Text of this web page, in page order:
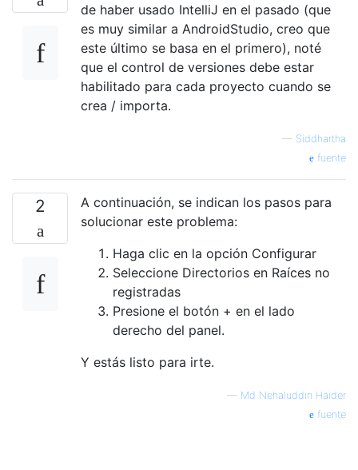
de haber usado IntelliJ en el pasado (que
es muy similar a AndroidStudio, creo que
este último se basa en el primero), noté
que el control de versiones debe estar
habilitado para cada proyecto cuando se
crea / importa.
— Siddhartha
fuente
2
A continuación, se indican los pasos para
solucionar este problema:
Haga clic en la opción Configurar
Seleccione Directorios en Raíces no
registradas
Presione el botón + en el lado
derecho del panel.
Y estás listo para irte.
— Md Nehaluddin Haider
fuente